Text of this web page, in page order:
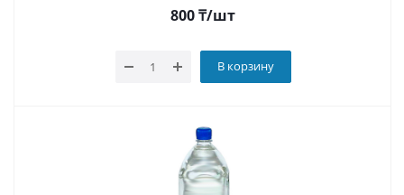
800₸/шт
В корзину